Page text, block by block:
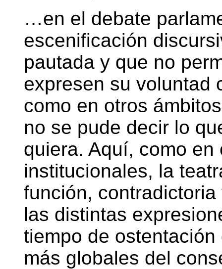
…en el debate
escenificación
pautada y que no
expresen su voluntad
como en otros
no se pude decir lo
quiera. Aquí, como en
institucionales, la
función,
las distintas
tiempo de
más globales del